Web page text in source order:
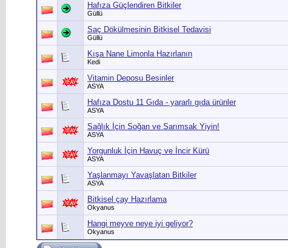
Hafıza Güçlendiren Bitkiler
Güllü
Saç Dökülmesinin Bitkisel Tedavisi
Güllü
Kışa Nane Limonla Hazırlanın
Kedi
Vitamin Deposu Besinler
ASYA
Hafıza Dostu 11 Gıda - yararlı gıda ürünler
ASYA
Sağlık İçin Soğan ve Sarımsak Yiyin!
ASYA
Yorgunluk İçin Havuç ve İncir Kürü
ASYA
Yaşlanmayı Yavaşlatan Bitkiler
ASYA
Bitkisel çay Hazırlama
Okyanus
Hangi meyve neye iyi geliyor?
Okyanus